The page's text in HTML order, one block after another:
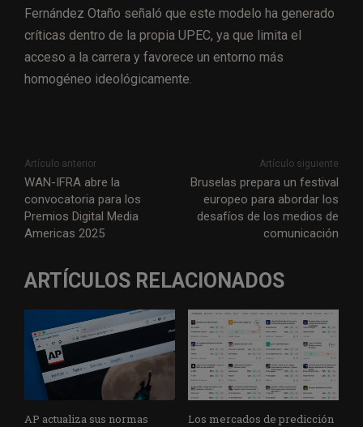
Fernández Otaño señaló que este modelo ha generado
críticas dentro de la propia UPEC, ya que limita el
acceso a la carrera y favorece un entorno más
homogéneo ideológicamente.
Artículo anterior
WAN-IFRA abre la
convocatoria para los
Premios Digital Media
Americas 2025
Artículo siguiente
Bruselas prepara un festival
europeo para abordar los
desafíos de los medios de
comunicación
ARTÍCULOS RELACIONADOS
AP actualiza sus normas
Los mercados de predicción